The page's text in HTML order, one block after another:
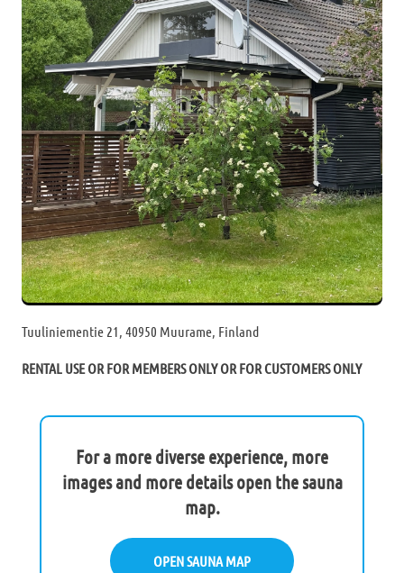
Tuuliniementie 21, 40950 Muurame, Finland
RENTAL USE OR FOR MEMBERS ONLY OR FOR CUSTOMERS ONLY
For a more diverse experience, more
images and more details open the sauna
map.
OPEN SAUNA MAP